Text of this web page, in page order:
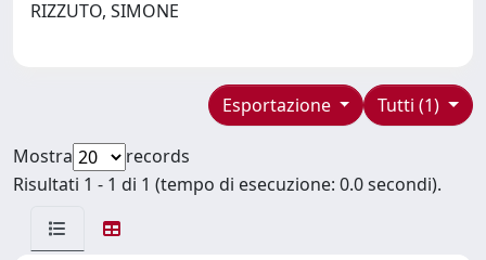
RIZZUTO, SIMONE
Tutti (1)
Esportazione
Mostra
records
Risultati 1 - 1 di 1 (tempo di esecuzione: 0.0 secondi).